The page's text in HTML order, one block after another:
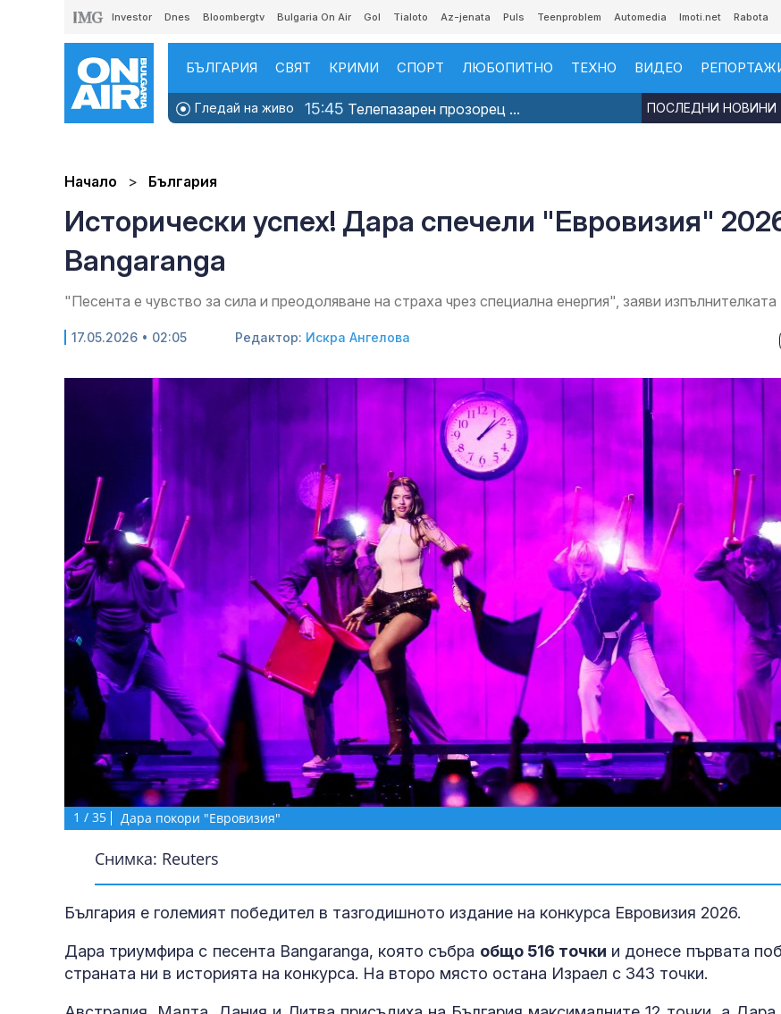
Investor Dnes Bloombergtv Bulgaria On Air Gol Tialoto Az-jenata Puls Teenproblem Automedia Imoti.net Rabota
БЪЛГАРИЯ СВЯТ КРИМИ СПОРТ ЛЮБОПИТНО ТЕХНО ВИДЕО
Гледай на живо 15:45 Телепазарен прозорец ... ПОСЛЕДНИ НОВИНИ
Начало България
Исторически успех! Дара спечели "Евровизия"
Bangaranga
"Песента е чувство за сила и преодоляване на страха чрез специална енергия", заяви изпълнителката
17.05.2026 • 02:05 Редактор: Искра Ангелова
1 / 35 Дара покори "Евровизия"
Снимка: Reuters
България е големият победител в тазгодишното издание на конкурса Евровизия 2026.
Дара триумфира с песента Bangaranga, която събра общо 516 точки и донесе първата
страната ни в историята на конкурса. На второ място остана Израел с 343 точки.